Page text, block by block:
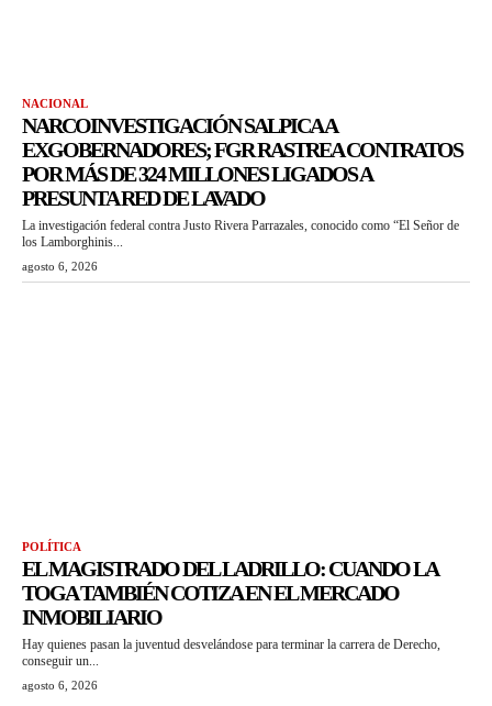
NACIONAL
NARCOINVESTIGACIÓN SALPICA A
EXGOBERNADORES; FGR RASTREA CONTRATOS
POR MÁS DE 324 MILLONES LIGADOS A
PRESUNTA RED DE LAVADO
La investigación federal contra Justo Rivera Parrazales, conocido como “El Señor de
los Lamborghinis...
agosto 6, 2026
POLÍTICA
EL MAGISTRADO DEL LADRILLO: CUANDO LA
TOGA TAMBIÉN COTIZA EN EL MERCADO
INMOBILIARIO
Hay quienes pasan la juventud desvelándose para terminar la carrera de Derecho,
conseguir un...
agosto 6, 2026